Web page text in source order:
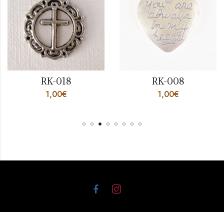
RK-018
1,00€
RK-008
1,00€